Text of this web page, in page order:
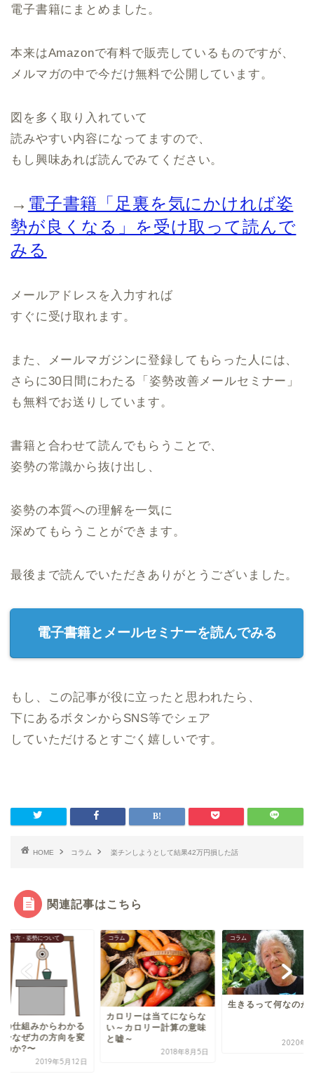
電子書籍にまとめました。
本来はAmazonで有料で販売しているものですが、
メルマガの中で今だけ無料で公開しています。
図を多く取り入れていて
読みやすい内容になってますので、
もし興味あれば読んでみてください。
→ 電子書籍「足裏を気にかければ姿
勢が良くなる」を受け取って読んで
みる
メールアドレスを入力すれば
すぐに受け取れます。
また、メールマガジンに登録してもらった人には、
さらに30日間にわたる「姿勢改善メールセミナー」
も無料でお送りしています。
書籍と合わせて読んでもらうことで、
姿勢の常識から抜け出し、
姿勢の本質への理解を一気に
深めてもらうことができます。
最後まで読んでいただきありがとうございました。
電子書籍とメールセミナーを読んでみる
もし、この記事が役に立ったと思われたら、
下にあるボタンからSNS等でシェア
していただけるとすごく嬉しいです。
HOME コラム 楽チンしようとして結果42万円損した話
関連記事はこちら
リーは当てにならな
カロリー計算の意味
～
コラム
生きるって何なのか?
コラム